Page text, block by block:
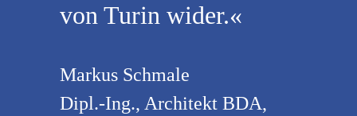
von Turin wider.«
Markus Schmale
Dipl.-Ing., Architekt BDA,